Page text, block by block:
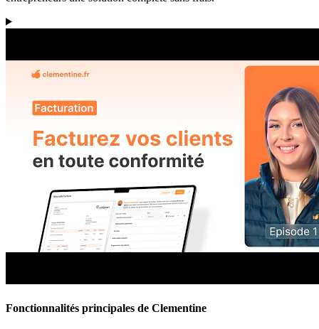
Fonctionnalités principales de Clementine